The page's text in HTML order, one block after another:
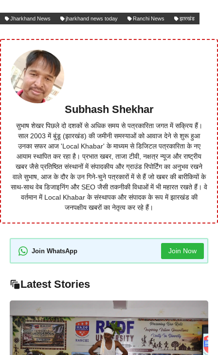
Jharkhand News jharkhand news today Ranchi News झारखंड
Subhash Shekhar
सुभाष शेखर पिछले दो दशकों से अधिक समय से पत्रकारिता जगत में सक्रिय हैं।
साल 2003 में बुंडू (झारखंड) की जमीनी समस्याओं को आवाज देने से शुरू हुआ
उनका सफर आज 'Local Khabar' के माध्यम से डिजिटल पत्रकारिता के नए
आयाम स्थापित कर रहा है। प्रभात खबर, ताजा टीवी, नक्षत्र न्यूज और राष्ट्रीय
खबर जैसे प्रतिष्ठित संस्थानों में संपादकीय और ग्राउंड रिपोर्टिंग का अनुभव रखने
वाले सुभाष, आज के दौर के उन गिने-चुने पत्रकारों में से हैं जो खबर की बारीकियों के
साथ-साथ वेब डिजाइनिंग और SEO जैसी तकनीकी विधाओं में भी महारत रखते हैं। वे
वर्तमान में Local Khabar के संस्थापक और संपादक के रूप में झारखंड की
जनपक्षीय खबरों का नेतृत्व कर रहे हैं।
Join WhatsApp Join Now
Latest Stories